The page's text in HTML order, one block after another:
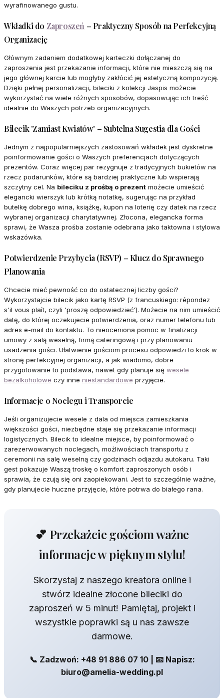
wyrafinowanego gustu.
Wkładki do Zaproszeń – Praktyczny Sposób na Perfekcyjną
Organizację
Głównym zadaniem dodatkowej karteczki dołączanej do
zaproszenia jest przekazanie informacji, które nie mieszczą się na
jego głównej karcie lub mogłyby zakłócić jej estetyczną kompozycję.
Dzięki pełnej personalizacji, bileciki z kolekcji Jaspis możecie
wykorzystać na wiele różnych sposobów, dopasowując ich treść
idealnie do Waszych potrzeb organizacyjnych.
Bilecik 'Zamiast Kwiatów' – Subtelna Sugestia dla Gości
Jednym z najpopularniejszych zastosowań wkładek jest dyskretne
poinformowanie gości o Waszych preferencjach dotyczących
prezentów. Coraz więcej par rezygnuje z tradycyjnych bukietów na
rzecz podarunków, które są bardziej praktyczne lub wspierają
szczytny cel. Na bileciku z prośbą o prezent możecie umieścić
elegancki wierszyk lub krótką notatkę, sugerując na przykład
butelkę dobrego wina, książkę, kupon na loterię czy datek na rzecz
wybranej organizacji charytatywnej. Złocona, elegancka forma
sprawi, że Wasza prośba zostanie odebrana jako taktowna i stylowa
wskazówka.
Potwierdzenie Przybycia (RSVP) – Klucz do Sprawnego
Planowania
Chcecie mieć pewność co do ostatecznej liczby gości?
Wykorzystajcie bilecik jako kartę RSVP (z francuskiego: répondez
s'il vous plaît, czyli 'proszę odpowiedzieć'). Możecie na nim umieścić
datę, do której oczekujecie potwierdzenia, oraz numer telefonu lub
adres e-mail do kontaktu. To nieoceniona pomoc w finalizacji
umowy z salą weselną, firmą cateringową i przy planowaniu
usadzenia gości. Ułatwienie gościom procesu odpowiedzi to krok w
stronę perfekcyjnej organizacji, a jak wiadomo, dobre
przygotowanie to podstawa, nawet gdy planuje się wesele
bezalkoholowe czy inne niestandardowe przyjęcie.
Informacje o Noclegu i Transporcie
Jeśli organizujecie wesele z dala od miejsca zamieszkania
większości gości, niezbędne staje się przekazanie informacji
logistycznych. Bilecik to idealne miejsce, by poinformować o
zarezerwowanych noclegach, możliwościach transportu z
ceremonii na salę weselną czy godzinach odjazdu autokaru. Taki
gest pokazuje Waszą troskę o komfort zaproszonych osób i
sprawia, że czują się oni zaopiekowani. Jest to szczególnie ważne,
gdy planujecie huczne przyjęcie, które potrwa do białego rana.
💕 Przekażcie gościom ważne
informacje w pięknym stylu!
Skorzystaj z naszego kreatora online i
stwórz idealne złocone bileciki do
zaproszeń w 5 minut! Pamiętaj, projekt i
wszystkie poprawki są u nas zawsze
darmowe.
📞 Zadzwoń: +48 91 886 07 10 | 📧 Napisz:
biuro@amelia-wedding.pl